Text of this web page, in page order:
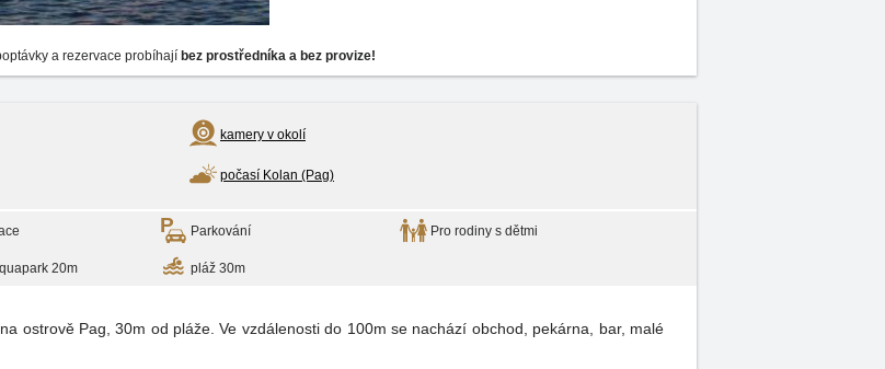
a rezervace probíhají bez prostředníka a bez provize!
kamery v okolí
počasí Kolan (Pag)
Parkování Pro rodiny s dětmi
20m pláž 30m
ostrově Pag, 30m od pláže. Ve vzdálenosti do 100m se nachází obchod, pekárna, bar, malé